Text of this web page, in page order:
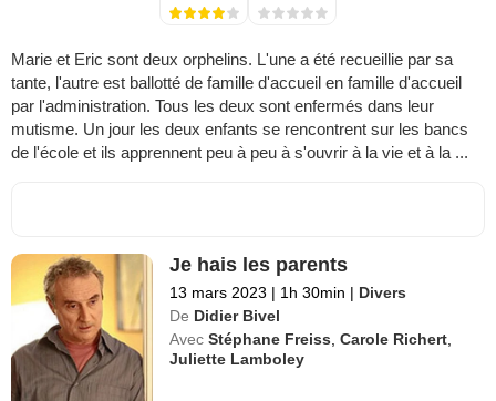
Marie et Eric sont deux orphelins. L'une a été recueillie par sa
tante, l'autre est ballotté de famille d'accueil en famille d'accueil
par l'administration. Tous les deux sont enfermés dans leur
mutisme. Un jour les deux enfants se rencontrent sur les bancs
de l'école et ils apprennent peu à peu à s'ouvrir à la vie et à la ...
Je hais les parents
13 mars 2023 | 1h 30min | Divers
De Didier Bivel
Avec Stéphane Freiss,Carole Richert,
Juliette Lamboley